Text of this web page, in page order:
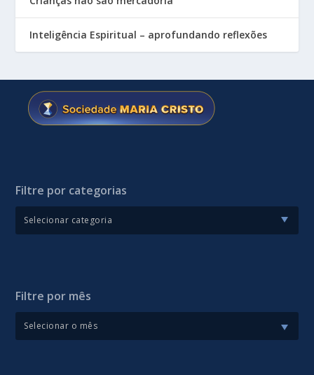
Inteligência Espiritual – aprofundando reflexões
Filtre por categorias
Filtre por mês